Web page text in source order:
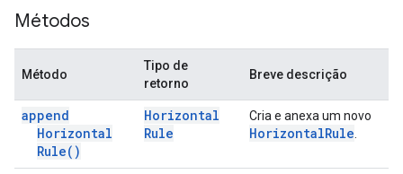
Métodos
Método
Tipo de
retorno
Breve descrição
append
Horizontal
Rule( )
Horizontal
Rule
Cria e anexa um novo
HorizontalRule